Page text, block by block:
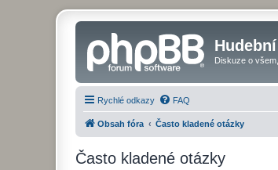
Diskuze o
Rychlé odkazy FAQ
Obsah fóra Často kladené otázky
Často kladené otázky